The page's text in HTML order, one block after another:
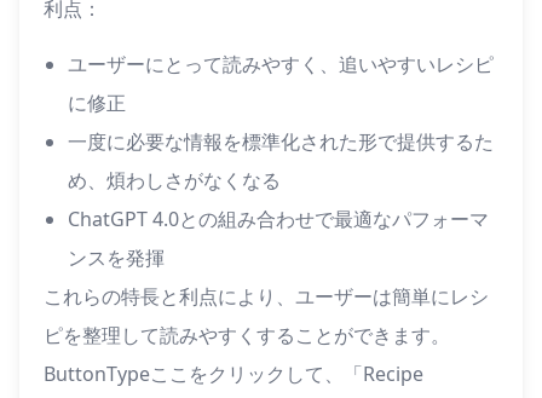
利点：
ユーザーにとって読みやすく、追いやすいレシピ
に修正
一度に必要な情報を標準化された形で提供するた
め、煩わしさがなくなる
ChatGPT 4.0との組み合わせで最適なパフォーマ
ンスを発揮
これらの特長と利点により、ユーザーは簡単にレシ
ピを整理して読みやすくすることができます。
ButtonTypeここをクリックして、「Recipe